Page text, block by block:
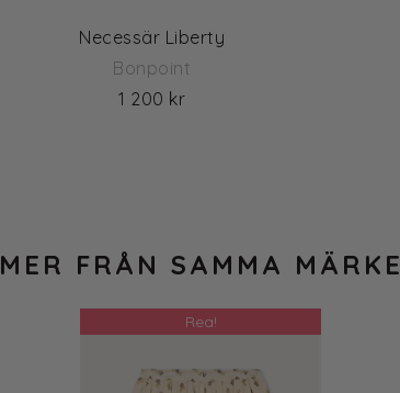
Necessär Liberty
Bonpoint
1 200 kr
MER FRÅN SAMMA MÄRKE
Rea!